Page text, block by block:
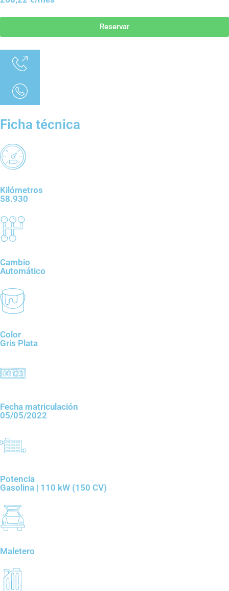
Reservar
Ficha técnica
Kilómetros
58.930
Cambio
Automático
Color
Gris Plata
Fecha matriculación
05/05/2022
Potencia
Gasolina | 110 kW (150 CV)
Maletero